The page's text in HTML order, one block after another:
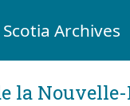
Archives
la Nouvelle-